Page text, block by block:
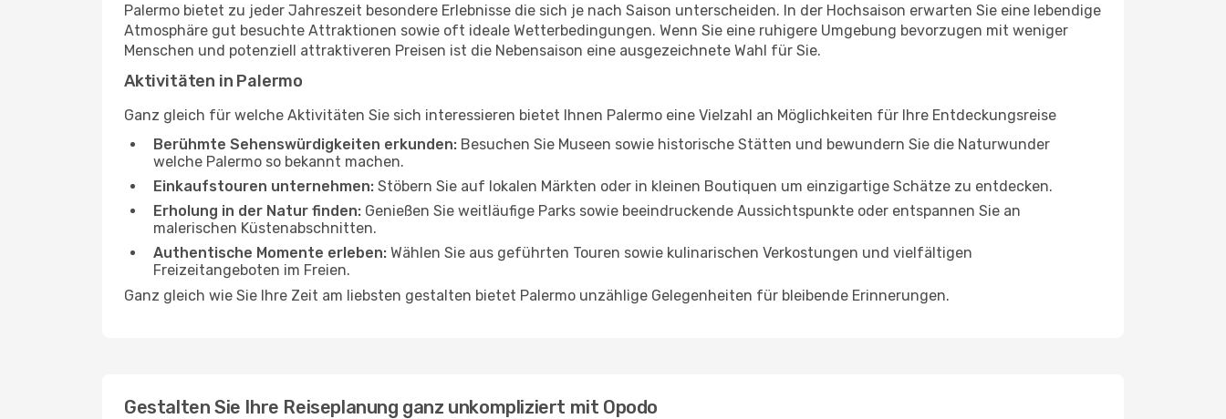
Palermo bietet zu jeder Jahreszeit besondere Erlebnisse die sich je nach Saison unterscheiden. In der Hochsaison erwarten Sie eine lebendige
Atmosphäre gut besuchte Attraktionen sowie oft ideale Wetterbedingungen. Wenn Sie eine ruhigere Umgebung bevorzugen mit weniger
Menschen und potenziell attraktiveren Preisen ist die Nebensaison eine ausgezeichnete Wahl für Sie.
Aktivitäten in Palermo
Ganz gleich für welche Aktivitäten Sie sich interessieren bietet Ihnen Palermo eine Vielzahl an Möglichkeiten für Ihre Entdeckungsreise
Berühmte Sehenswürdigkeiten erkunden: Besuchen Sie Museen sowie historische Stätten und bewundern Sie die Naturwunder
welche Palermo so bekannt machen.
Einkaufstouren unternehmen: Stöbern Sie auf lokalen Märkten oder in kleinen Boutiquen um einzigartige Schätze zu entdecken.
Erholung in der Natur finden: Genießen Sie weitläufige Parks sowie beeindruckende Aussichtspunkte oder entspannen Sie an
malerischen Küstenabschnitten.
Authentische Momente erleben: Wählen Sie aus geführten Touren sowie kulinarischen Verkostungen und vielfältigen
Freizeitangeboten im Freien.
Ganz gleich wie Sie Ihre Zeit am liebsten gestalten bietet Palermo unzählige Gelegenheiten für bleibende Erinnerungen.
Gestalten Sie Ihre Reiseplanung ganz unkompliziert mit Opodo